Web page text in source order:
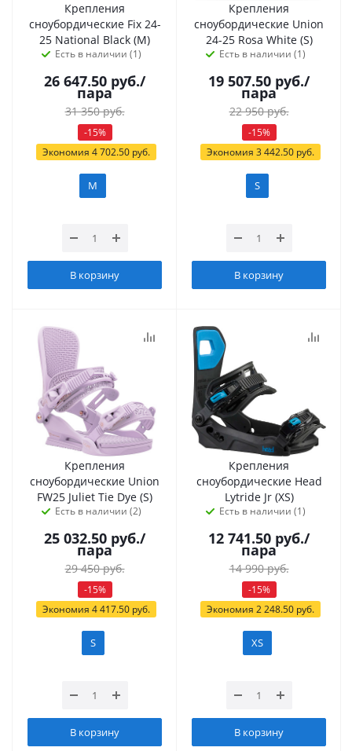
Крепления
сноубордические Fix 24-
25 National Black (M)
Есть в наличии (1)
26 647.50 руб./
пара
31 350руб.
-15%
Экономия 4 702.50руб.
M
В корзину
Крепления
сноубордические Union
24-25 Rosa White (S)
Есть в наличии (1)
19 507.50 руб./
пара
22 950руб.
-15%
Экономия 3 442.50руб.
S
В корзину
Крепления
сноубордические Union
FW25 Juliet Tie Dye (S)
Есть в наличии (2)
25 032.50 руб./
пара
29 450руб.
-15%
Экономия 4 417.50руб.
S
В корзину
Крепления
сноубордические Head
Lytride Jr (XS)
Есть в наличии (1)
12 741.50 руб./
пара
14 990руб.
-15%
Экономия 2 248.50руб.
XS
В корзину